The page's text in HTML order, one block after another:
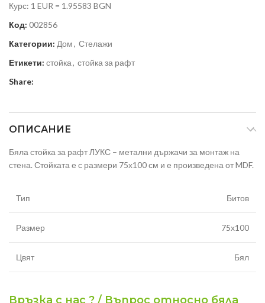
Курс: 1 EUR = 1.95583 BGN
Код: 002856
Категории: Дом, Стелажи
Етикети: стойка, стойка за рафт
Share:
ОПИСАНИЕ
Бяла стойка за рафт ЛУКС – метални държачи за монтаж на
стена. Стойката е с размери 75х100 см и е произведена от MDF.
Тип Битов
Размер 75х100
Цвят Бял
Връзка с нас ? / Въпрос относно бяла